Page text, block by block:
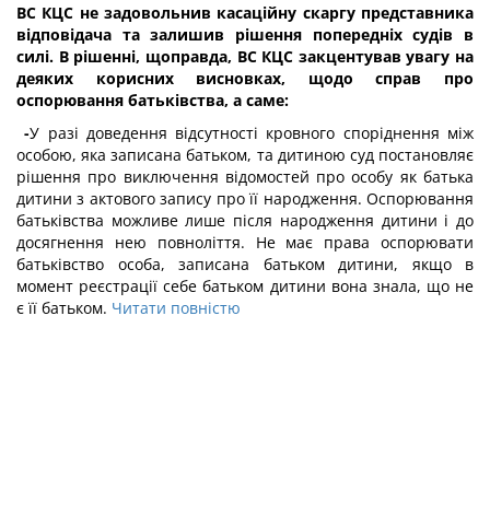
ВС КЦС не задовольнив касаційну скаргу представника
відповідача та залишив рішення попередніх судів в
силі. В рішенні, щоправда, ВС КЦС закцентував увагу на
деяких корисних висновках, щодо справ про
оспорювання батьківства, а саме:
-У разі доведення відсутності кровного споріднення між
особою, яка записана батьком, та дитиною суд постановляє
рішення про виключення відомостей про особу як батька
дитини з актового запису про її народження. Оспорювання
батьківства можливе лише після народження дитини і до
досягнення нею повноліття. Не має права оспорювати
батьківство особа, записана батьком дитини, якщо в
момент реєстрації себе батьком дитини вона знала, що не
є її батьком. Читати повністю